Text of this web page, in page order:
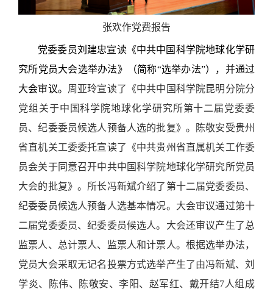
张欢作党费报告
党委委员刘建忠宣读《中共中国科学院地球化学研
究所党员大会选举办法》（简称“选举办法”），并通过
大会审议。 周亚玲宣读了《中共中国科学院昆明分院分
党组关于中国科学院地球化学研究所第十二届党委委
员、纪委委员候选人预备人选的批复》。陈敬安受贵州
省直机关工委委托宣读了《中共贵州省直属机关工作委
员会关于同意召开中共中国科学院地球化学研究所党员
大会的批复》。所长冯新斌介绍了第十二届党委委员、
纪委委员候选人预备人选基本情况。大会审议通过第十
二届党委委员、纪委委员候选人。大会还审议产生了总
监票人、总计票人、监票人和计票人。根据选举办法，
党员大会采取无记名投票方式选举产生了由冯新斌、刘
学炎、陈伟、陈敬安、李阳、赵军红、戴开结7人组成